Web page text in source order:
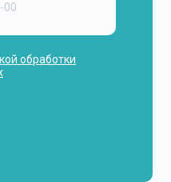
обработки